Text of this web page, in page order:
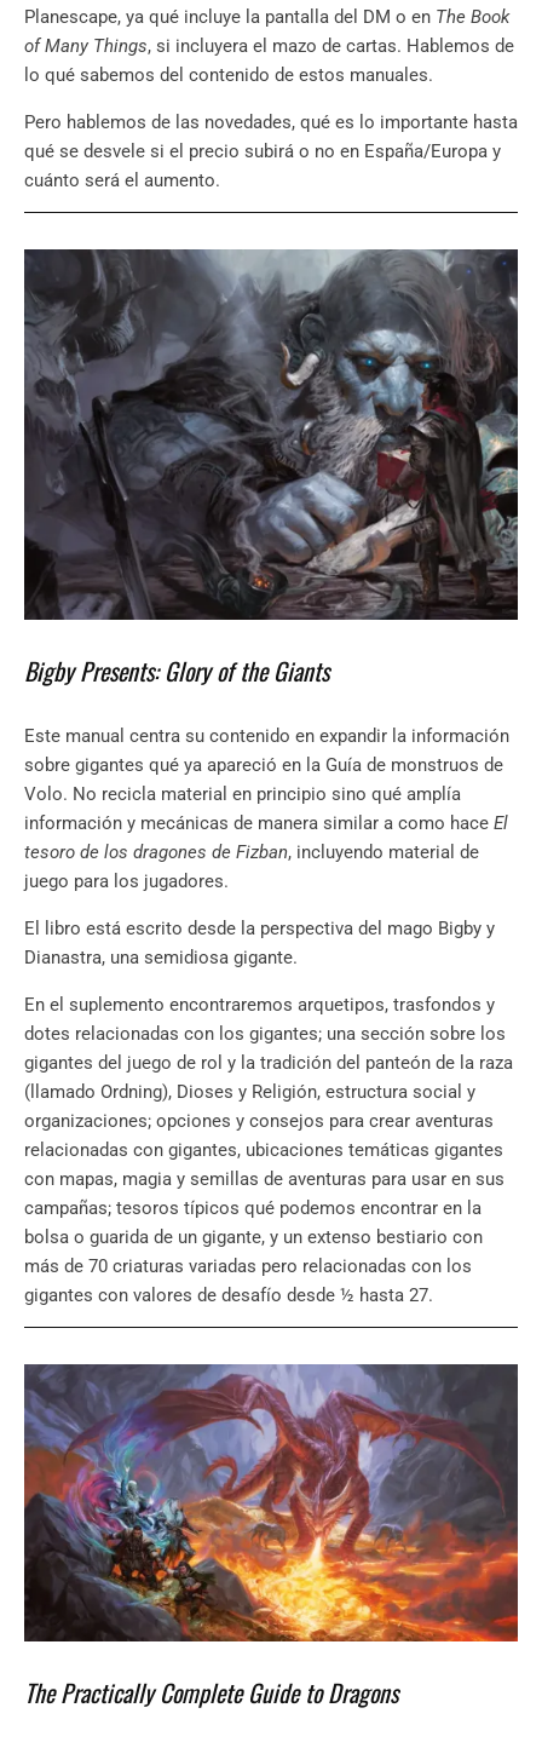
Planescape, ya qué incluye la pantalla del DM o en The Book
of Many Things, si incluyera el mazo de cartas. Hablemos de
lo qué sabemos del contenido de estos manuales.
Pero hablemos de las novedades, qué es lo importante hasta
qué se desvele si el precio subirá o no en España/Europa y
cuánto será el aumento.
Bigby Presents: Glory of the Giants
Este manual centra su contenido en expandir la información
sobre gigantes qué ya apareció en la Guía de monstruos de
Volo. No recicla material en principio sino qué amplía
información y mecánicas de manera similar a como hace El
tesoro de los dragones de Fizban, incluyendo material de
juego para los jugadores.
El libro está escrito desde la perspectiva del mago Bigby y
Dianastra, una semidiosa gigante.
En el suplemento encontraremos arquetipos, trasfondos y
dotes relacionadas con los gigantes; una sección sobre los
gigantes del juego de rol y la tradición del panteón de la raza
(llamado Ordning), Dioses y Religión, estructura social y
organizaciones; opciones y consejos para crear aventuras
relacionadas con gigantes, ubicaciones temáticas gigantes
con mapas, magia y semillas de aventuras para usar en sus
campañas; tesoros típicos qué podemos encontrar en la
bolsa o guarida de un gigante, y un extenso bestiario con
más de 70 criaturas variadas pero relacionadas con los
gigantes con valores de desafío desde ½ hasta 27.
The Practically Complete Guide to Dragons